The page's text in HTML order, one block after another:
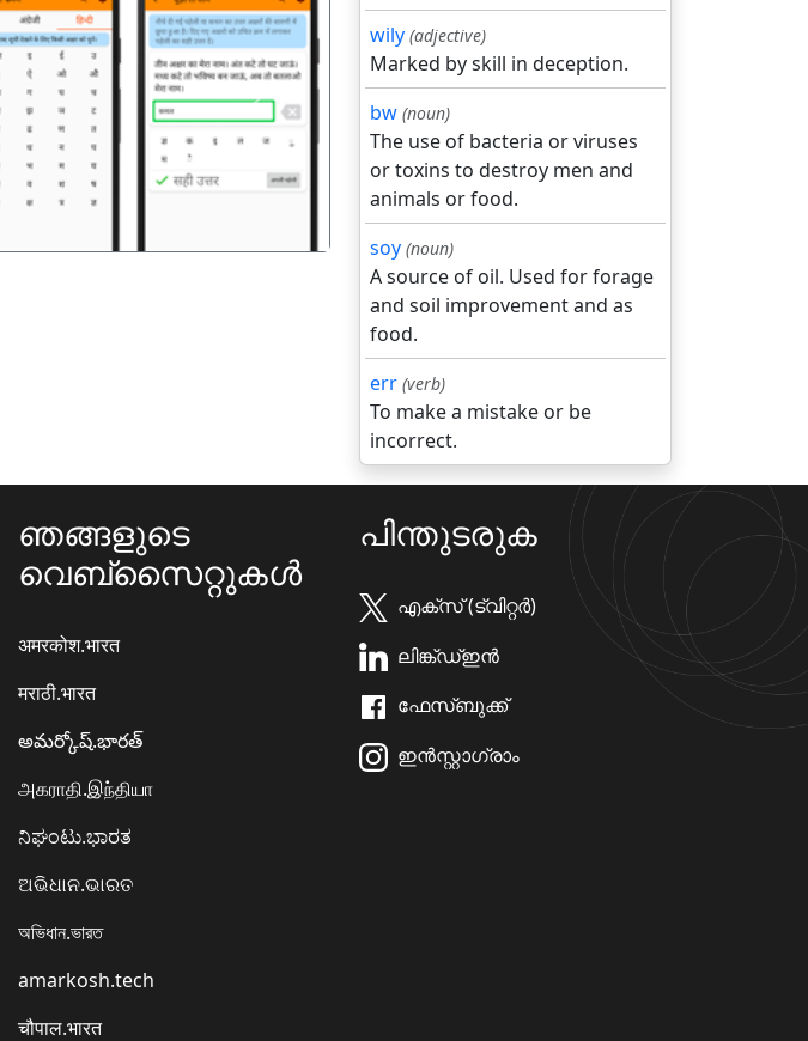
अगला
wily (adjective)
Marked by skill in deception.
bw (noun)
The use of bacteria or viruses
or toxins to destroy men and
animals or food.
soy (noun)
A source of oil. Used for forage
and soil improvement and as
food.
err (verb)
To make a mistake or be
incorrect.
ഞങ്ങളുടെ
വെബ്സൈറ്റുകൾ
अमरकोश.भारत
मराठी.भारत
అమర్కోష్.భారత్
அகராதி.இந்தியா
ನಿಘಂಟು.ಭಾರತ
ଅଭିଧାନ.ଭାରତ
অভিধান.ভারত
amarkosh.tech
चौपाल.भारत
പിന്തുടരുക
എക്സ് (ട്വിറ്റർ)
ലിങ്ക്ഡ്ഇൻ
ഫേസ്ബുക്ക്
ഇൻസ്റ്റാഗ്രാം